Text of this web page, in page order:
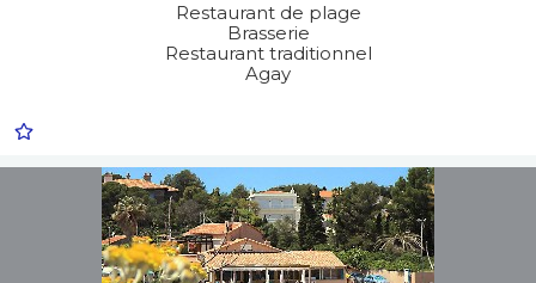
Restaurant de plage
Brasserie
Restaurant traditionnel
Agay